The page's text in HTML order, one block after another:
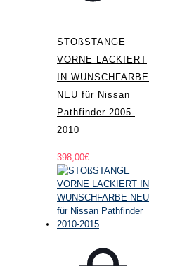
STOßSTANGE
VORNE LACKIERT
IN WUNSCHFARBE
NEU für Nissan
Pathfinder 2005-
2010
398,00€